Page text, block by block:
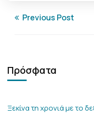
Previous Post
Πρόσφατα
Ξεκίνα τη χρονιά με το